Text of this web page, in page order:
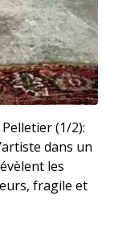
(1/2):
dans un
les
fragile et